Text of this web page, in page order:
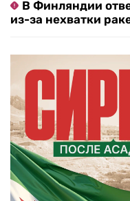
В Финляндии
из-за нехватки